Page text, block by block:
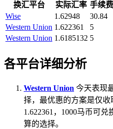
换汇平台 实际汇率 手续
Wise
1.62948 30.84
Western Union 1.622361 5
Western Union 1.6185132 5
各平台详细分析
Western Union 今天表现
择，最优惠的方案是仅
1.622361，1000马币可兑
算的选择。